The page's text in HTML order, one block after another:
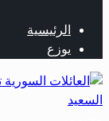
الرئيسية
يوزع